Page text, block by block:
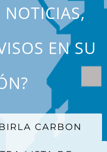
NOTICIAS,
EN SU
CARBON